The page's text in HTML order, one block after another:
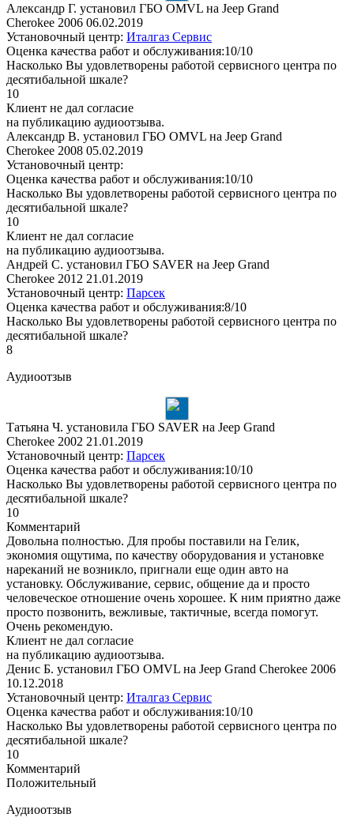
Александр Г. установил ГБО OMVL на Jeep Grand
Cherokee 2006 06.02.2019
Установочный центр: Италгаз Сервис
Оценка качества работ и обслуживания:10/10
Насколько Вы удовлетворены работой сервисного центра по
десятибальной шкале?
10
Клиент не дал согласие
на публикацию аудиоотзыва.
Александр В. установил ГБО OMVL на Jeep Grand
Cherokee 2008 05.02.2019
Установочный центр:
Оценка качества работ и обслуживания:10/10
Насколько Вы удовлетворены работой сервисного центра по
десятибальной шкале?
10
Клиент не дал согласие
на публикацию аудиоотзыва.
Андрей С. установил ГБО SAVER на Jeep Grand
Cherokee 2012 21.01.2019
Установочный центр: Парсек
Оценка качества работ и обслуживания:8/10
Насколько Вы удовлетворены работой сервисного центра по
десятибальной шкале?
8
Аудиоотзыв
Татьяна Ч. установила ГБО SAVER на Jeep Grand
Cherokee 2002 21.01.2019
Установочный центр: Парсек
Оценка качества работ и обслуживания:10/10
Насколько Вы удовлетворены работой сервисного центра по
десятибальной шкале?
10
Комментарий
Довольна полностью. Для пробы поставили на Гелик,
экономия ощутима, по качеству оборудования и установке
нареканий не возникло, пригнали еще один авто на
установку. Обслуживание, сервис, общение да и просто
человеческое отношение очень хорошее. К ним приятно даже
просто позвонить, вежливые, тактичные, всегда помогут.
Очень рекомендую.
Клиент не дал согласие
на публикацию аудиоотзыва.
Денис Б. установил ГБО OMVL на Jeep Grand Cherokee 2006
10.12.2018
Установочный центр: Италгаз Сервис
Оценка качества работ и обслуживания:10/10
Насколько Вы удовлетворены работой сервисного центра по
десятибальной шкале?
10
Комментарий
Положительный
Аудиоотзыв